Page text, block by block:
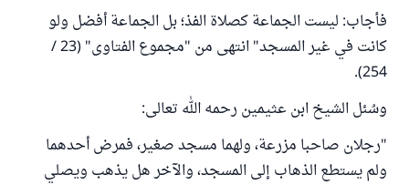
فأجاب: ليست الجماعة كصلاة الفذ؛ بل الجماعة أفضل ولو
كانت في غير المسجد" انتهى من "مجموع الفتاوى" (23 /
254).
وسُئل الشيخ ابن عثيمين رحمه الله تعالى:
"رجلان صاحبا مزرعة، ولهما مسجد صغير، فمرض أحدهما
ولم يستطع الذهاب إلى المسجد، والآخر هل يذهب ويصلي